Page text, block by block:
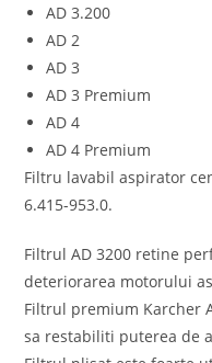
AD 3.200
AD 2
AD 3
AD 3 Premium
AD 4
AD 4 Premium
Filtru lavabil aspirator
6.415-953.0.
Filtrul AD 3200 retine
deteriorarea motorului
Filtrul premium Karcher
sa restabiliti puterea de